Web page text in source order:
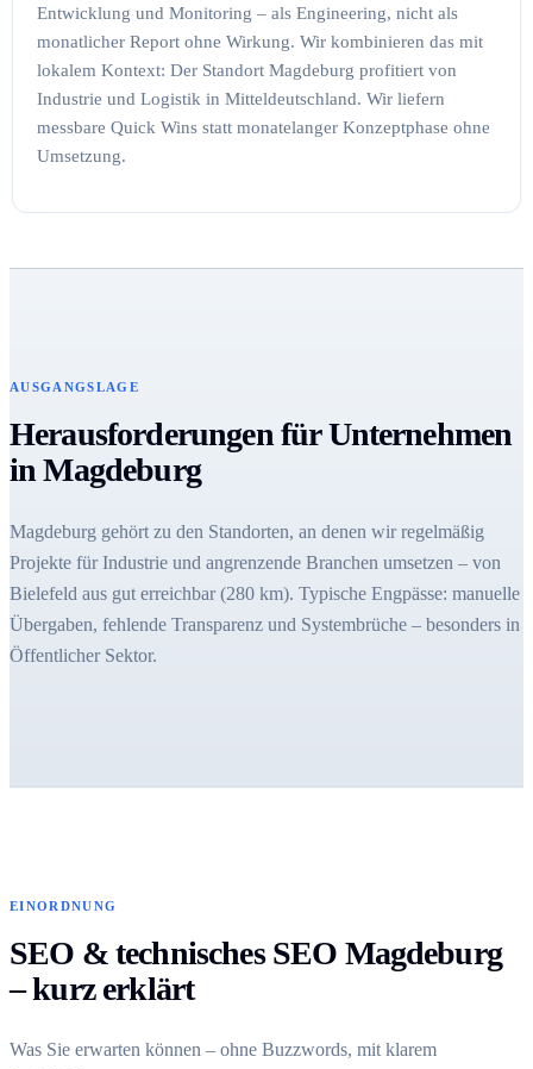
Entwicklung und Monitoring – als Engineering, nicht als
monatlicher Report ohne Wirkung. Wir kombinieren das mit
lokalem Kontext: Der Standort Magdeburg profitiert von
Industrie und Logistik in Mitteldeutschland. Wir liefern
messbare Quick Wins statt monatelanger Konzeptphase ohne
Umsetzung.
AUSGANGSLAGE
Herausforderungen für Unternehmen
in Magdeburg
Magdeburg gehört zu den Standorten, an denen wir regelmäßig
Projekte für Industrie und angrenzende Branchen umsetzen – von
Bielefeld aus gut erreichbar (280 km). Typische Engpässe: manuelle
Übergaben, fehlende Transparenz und Systembrüche – besonders in
Öffentlicher Sektor.
EINORDNUNG
SEO & technisches SEO Magdeburg
– kurz erklärt
Was Sie erwarten können – ohne Buzzwords, mit klarem